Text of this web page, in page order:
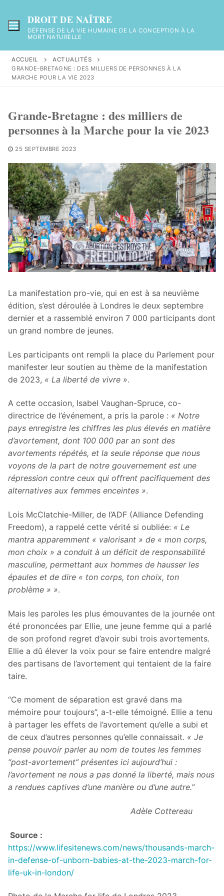
au
contenu
DROIT DE NAÎTRE
DÉFENSE DE LA VIE HUMAINE DE LA CONCEPTION À LA
MORT NATURELLE
ACCUEIL
ACTUALITÉS
GRANDE-BRETAGNE : DES MILLIERS DE PERSONNES À LA
MARCHE POUR LA VIE 2023
Grande-Bretagne : des milliers de
personnes à la Marche pour la vie 2023
25 SEPTEMBRE 2023
La manifestation pro-vie, qui en est à sa neuvième
édition, s’est déroulée à Londres le deux septembre
dernier et a rassemblé environ 7 000 participants dont
un grand nombre de jeunes.
Les participants ont rempli la place du Parlement pour
manifester leur soutien au thème de la manifestation
de 2023, « La liberté de vivre ».
A cette occasion, Isabel Vaughan-Spruce, co-
directrice de l’événement, a pris la parole : « Notre
pays enregistre les chiffres les plus élevés en matière
d’avortement, dont 100 000 par an sont des
avortements répétés, et la seule réponse que nous
voyons de la part de notre gouvernement est une
répression contre ceux qui offrent pacifiquement des
alternatives aux femmes enceintes ».
Lois McClatchie-Miller, de l’ADF (Alliance Defending
Freedom), a rappelé cette vérité si oubliée: « Le
mantra apparemment « valorisant » de « mon corps,
mon choix » a conduit à un déficit de responsabilité
masculine, permettant aux hommes de hausser les
épaules et de dire « ton corps, ton choix, ton
problème » ».
Mais les paroles les plus émouvantes de la journée ont
été prononcées par Ellie, une jeune femme qui a parlé
de son profond regret d’avoir subi trois avortements.
Ellie a dû élever la voix pour se faire entendre malgré
des partisans de l’avortement qui tentaient de la faire
taire.
“Ce moment de séparation est gravé dans ma
mémoire pour toujours”, a-t-elle témoigné. Ellie a tenu
à partager les effets de l’avortement qu’elle a subi et
de ceux d’autres personnes qu’elle connaissait. « Je
pense pouvoir parler au nom de toutes les femmes
“post-avortement” présentes ici aujourd’hui :
l’avortement ne nous a pas donné la liberté, mais nous
a rendues captives d’une manière ou d’une autre.”
Adèle Cottereau
Source :
https://www.lifesitenews.com/news/thousands-march-
in-defense-of-unborn-babies-at-the-2023-march-for-
life-uk-in-london/